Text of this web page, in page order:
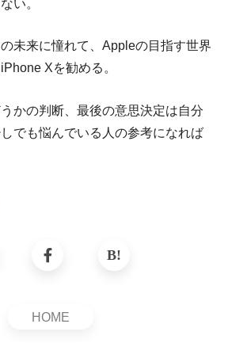
い。
未来に憧れて、Appleの目指す世界
Xを勧める。
かの判断、最後の意思決定は自分
でも悩んでいる人の参考になれば
HOME